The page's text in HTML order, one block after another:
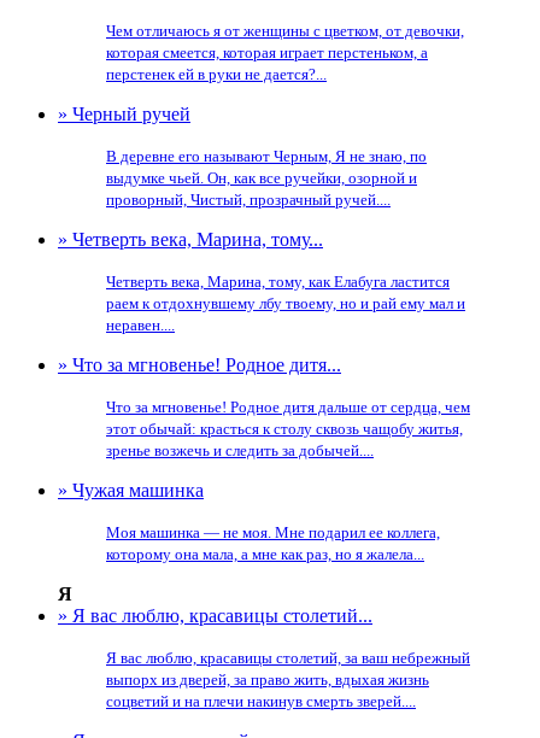
Чем отличаюсь я от женщины с цветком, от девочки,
которая смеется, которая играет перстеньком, а
перстенек ей в руки не дается?...
» Черный ручей
В деревне его называют Черным, Я не знаю, по
выдумке чьей. Он, как все ручейки, озорной и
проворный, Чистый, прозрачный ручей....
» Четверть века, Марина, тому...
Четверть века, Марина, тому, как Елабуга ластится
раем к отдохнувшему лбу твоему, но и рай ему мал и
неравен....
» Что за мгновенье! Родное дитя...
Что за мгновенье! Родное дитя дальше от сердца, чем
этот обычай: красться к столу сквозь чащобу житья,
зренье возжечь и следить за добычей....
» Чужая машинка
Моя машинка — не моя. Мне подарил ее коллега,
которому она мала, а мне как раз, но я жалела...
Я
» Я вас люблю, красавицы столетий...
Я вас люблю, красавицы столетий, за ваш небрежный
выпорх из дверей, за право жить, вдыхая жизнь
соцветий и на плечи накинув смерть зверей....